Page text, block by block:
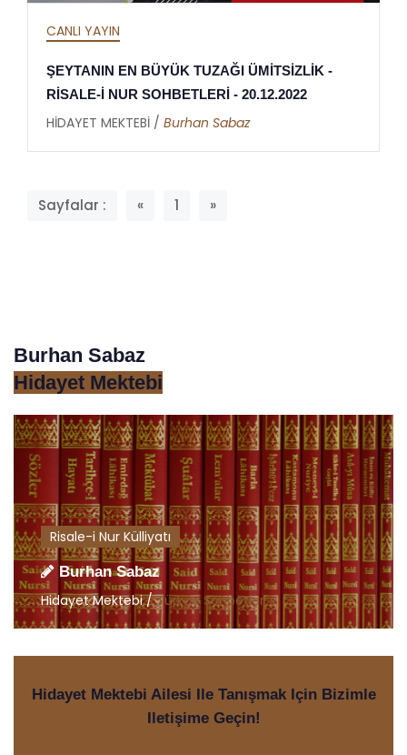
CANLI YAYIN
ŞEYTANIN EN BÜYÜK TUZAĞI ÜMİTSİZLİK -
RİSALE-İ NUR SOHBETLERİ - 20.12.2022
HİDAYET MEKTEBİ / Burhan Sabaz
Sayfalar : « 1 »
Burhan Sabaz
Hidayet Mektebi
Risale-i Nur Külliyatı
Burhan Sabaz
Hidayet Mektebi /Türkçe Sohbetler
Hidayet Mektebi Ailesi Ile Tanışmak Için Bizimle
Iletişime Geçin!